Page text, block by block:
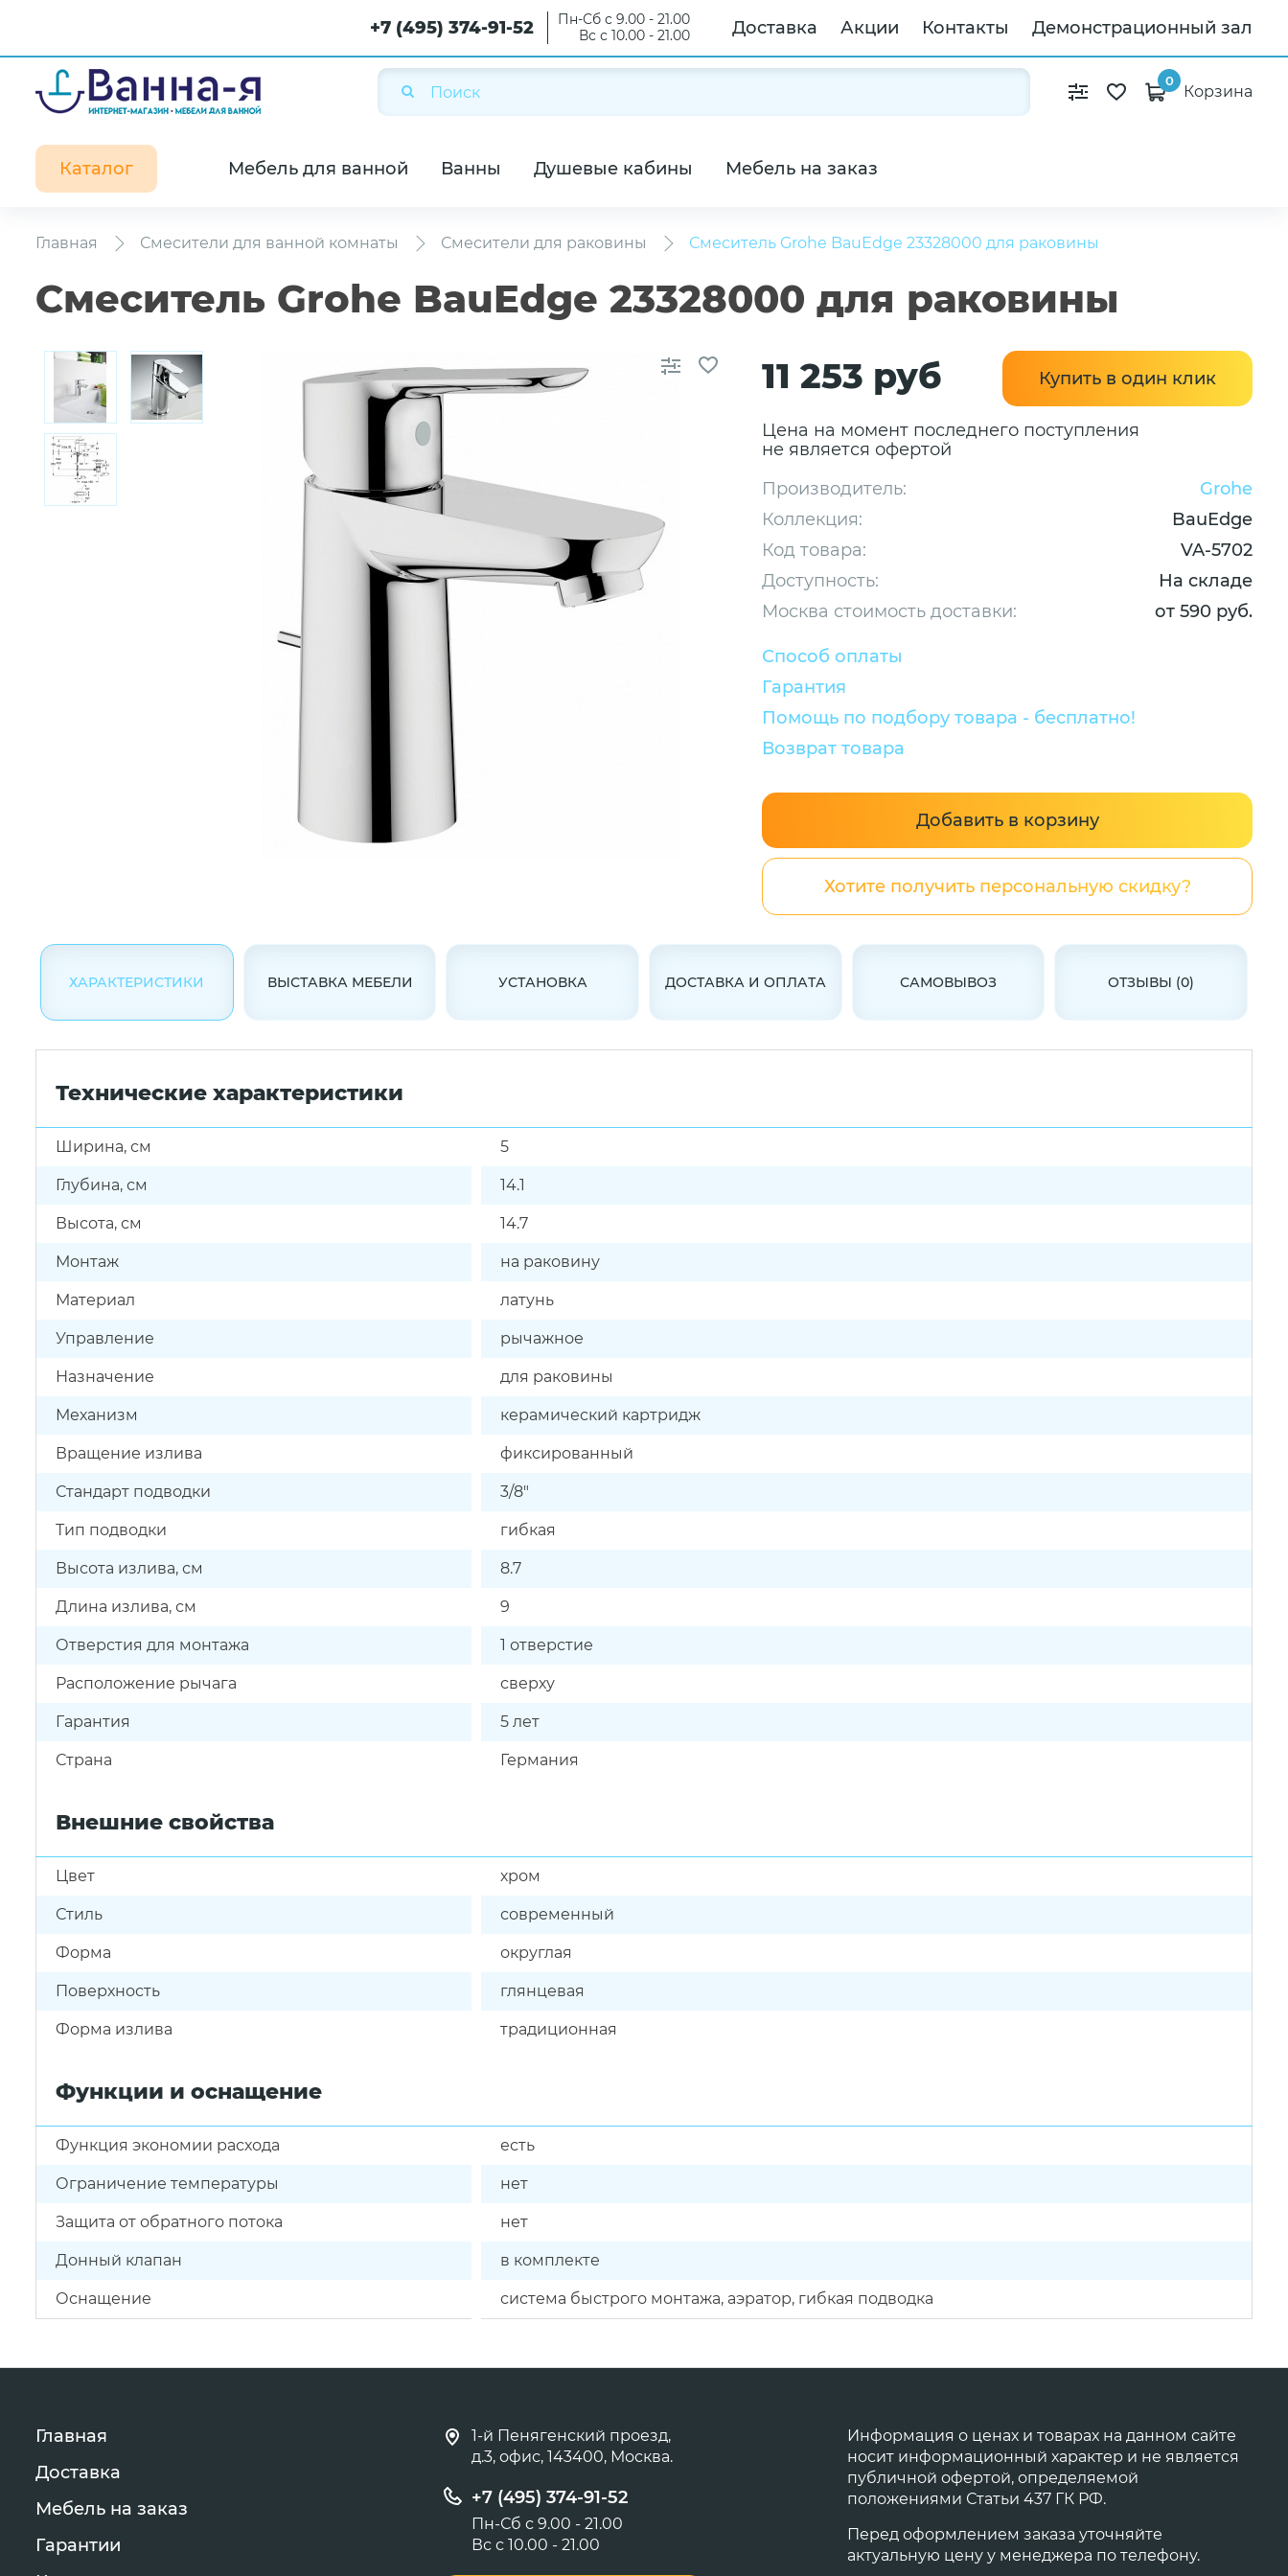
+7 (495) 374-91-52
Пн-Сб с 9.00 - 21.00
Вс с 10.00 - 21.00
Доставка Акции Контакты Демонстрационный зал
0
Корзина
Каталог Мебель для ванной Ванны Душевые кабины Мебель на заказ
Главная Смесители для ванной комнаты Смесители для раковины Смеситель Grohe BauEdge 23328000 для раковины
Смеситель Grohe BauEdge 23328000 для раковины
11 253 руб Купить в один клик
Цена на момент последнего поступления
не является офертой
Производитель:
Grohe
Коллекция:
BauEdge
Код товара:
VA-5702
Доступность:
На складе
Москва стоимость доставки:
от 590 руб.
Способ оплаты
Гарантия
Помощь по подбору товара - бесплатно!
Возврат товара
Добавить в корзину
Хотите получить персональную скидку?
ХАРАКТЕРИСТИКИ ВЫСТАВКА МЕБЕЛИ УСТАНОВКА ДОСТАВКА И ОПЛАТА САМОВЫВОЗ ОТЗЫВЫ (0)
Технические характеристики
Ширина, см 5
Глубина, см 14.1
Высота, см 14.7
Монтаж на раковину
Материал латунь
Управление рычажное
Назначение для раковины
Механизм керамический картридж
Вращение излива фиксированный
Стандарт подводки 3/8"
Тип подводки гибкая
Высота излива, см 8.7
Длина излива, см 9
Отверстия для монтажа 1 отверстие
Расположение рычага сверху
Гарантия 5 лет
Страна Германия
Внешние свойства
Цвет хром
Стиль современный
Форма округлая
Поверхность глянцевая
Форма излива традиционная
Функции и оснащение
Функция экономии расхода есть
Ограничение температуры нет
Защита от обратного потока нет
Донный клапан в комплекте
Оснащение система быстрого монтажа, аэратор, гибкая подводка
Главная
Доставка
Мебель на заказ
Гарантии
1-й Пенягенский проезд,
д.3, офис, 143400, Москва.
+7 (495) 374-91-52
Пн-Сб с 9.00 - 21.00
Вс с 10.00 - 21.00
Информация о ценах и товарах на данном сайте
носит информационный характер и не является
публичной офертой, определяемой
положениями Статьи 437 ГК РФ.
Перед оформлением заказа уточняйте
актуальную цену у менеджера по телефону.